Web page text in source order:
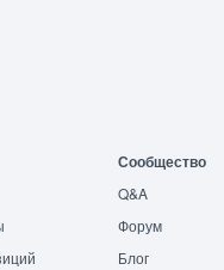
Сообщество
Q&A
Форум
Блог